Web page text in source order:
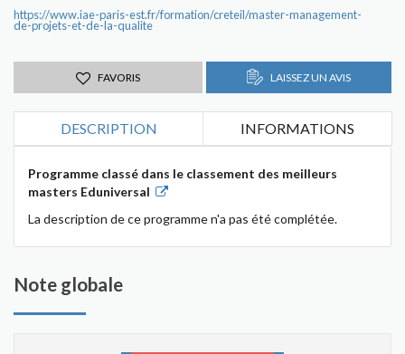
https://www.iae-paris-est.fr/formation/creteil/master-management-
de-projets-et-de-la-qualite
FAVORIS LAISSEZ UN AVIS
DESCRIPTION INFORMATIONS
Programme classé dans le classement des meilleurs
masters Eduniversal
La description de ce programme n'a pas été complétée.
Note globale